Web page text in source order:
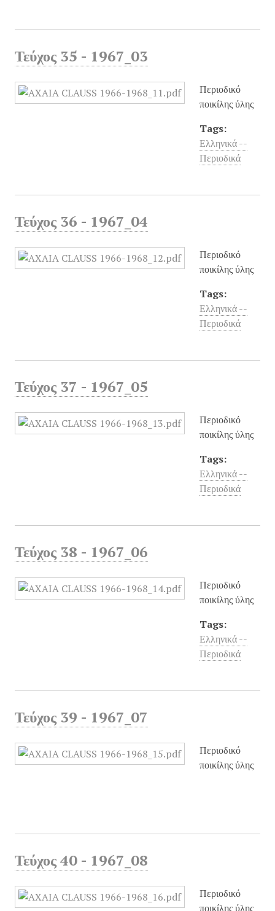
Τεύχος 35 - 1967_03
Περιοδικό
ποικίλης ύλης
Tags:
Ελληνικά --
Περιοδικά
Τεύχος 36 - 1967_04
Περιοδικό
ποικίλης ύλης
Tags:
Ελληνικά --
Περιοδικά
Τεύχος 37 - 1967_05
Περιοδικό
ποικίλης ύλης
Tags:
Ελληνικά --
Περιοδικά
Τεύχος 38 - 1967_06
Περιοδικό
ποικίλης ύλης
Tags:
Ελληνικά --
Περιοδικά
Τεύχος 39 - 1967_07
Περιοδικό
ποικίλης ύλης
Τεύχος 40 - 1967_08
Περιοδικό
ποικίλης ύλης